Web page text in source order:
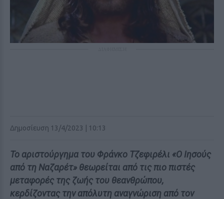
Δημοσίευση 13/4/2023 | 10:13
Το αριστούργημα του Φράνκο Τζεφιρέλι «Ο Ιησούς
από τη Ναζαρέτ» θεωρείται από τις πιο πιστές
μεταφορές της ζωής του θεανθρώπου,
κερδίζοντας την απόλυτη αναγνώριση από τον